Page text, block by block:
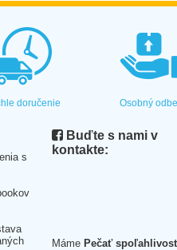
doručenie Osobný
s
Buďte s nami v
kontakte:
Máme Pečať